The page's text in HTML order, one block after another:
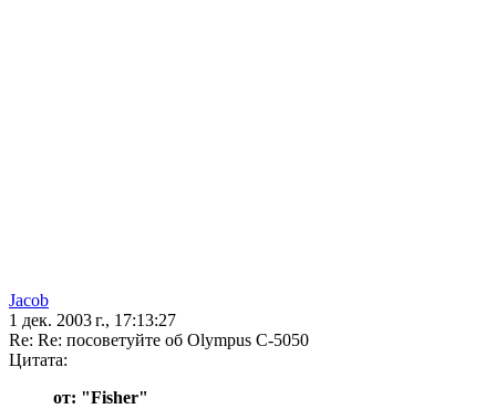
Jacob
1 дек. 2003 г., 17:13:27
Re: Re: посоветуйте об Olympus С-5050
Цитата:
от: "Fisher"